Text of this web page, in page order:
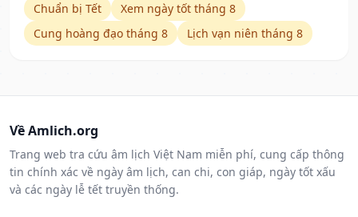
Chuẩn bị Tết
Xem ngày tốt tháng 8
Cung hoàng đạo tháng 8
Lịch vạn niên tháng 8
Về Amlich.org
Trang web tra cứu âm lịch Việt Nam miễn phí, cung cấp thông
tin chính xác về ngày âm lịch, can chi, con giáp, ngày tốt xấu
và các ngày lễ tết truyền thống.